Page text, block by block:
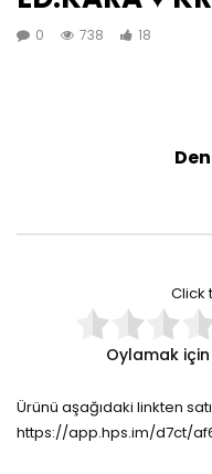
0 738 18
Click
Oylamak
Ürünü aşağıdaki linkten
https://app.hps.im/d7ct/